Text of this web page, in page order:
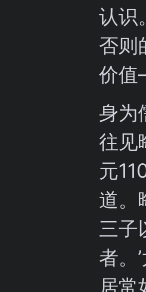
认识
否则
价值
身为
往见
元
道。
三子
者。
居常